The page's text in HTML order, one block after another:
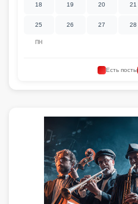
ПН
18 19 20 21
25 26 27 28
Есть посты